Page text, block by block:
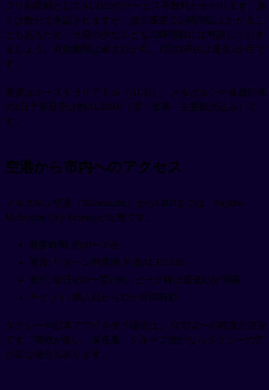
プリ利用料としてAUD20のサービス手数料がかかります。多
くは数分で承認されますが、追加審査で24時間以上かかるこ
ともあるため、出発の少なくとも72時間前には申請しておき
ましょう。有効期間は最大12か月、1回の滞在は最長3か月で
す。
通貨はオーストラリアドル（AUD）。メルボルン中級旅行者
の1日予算目安は約AUD160（宿・食事・主要観光込み）で
す。
空港から市内へのアクセス
メルボルン空港（Tullamarine）からCBDまでは、SkyBus
Melbourne City Expressが定番です。
所要時間: 約30〜35分
運賃: リターン利用時 片道AUD20.85
運行: 毎日4:00〜翌1:00、ピーク時は最低15分間隔
チケット: 購入日から12か月間有効
タクシーや配車アプリを使う場合は、AUD32〜85程度が目安
です。荷物が多い、深夜着、グループ旅行ならタクシーの方
が楽な場合もあります。